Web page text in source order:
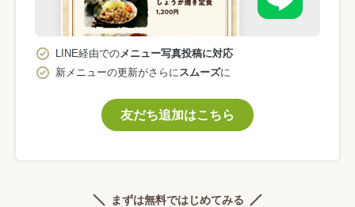
LINE経由での メニュー写真投稿に対応
新メニューの更新がさらに スムーズに
友だち追加はこちら
まずは無料ではじめてみる